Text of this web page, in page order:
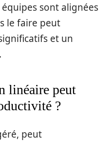
sont alignées
le faire peut
et un
linéaire peut
?
peut